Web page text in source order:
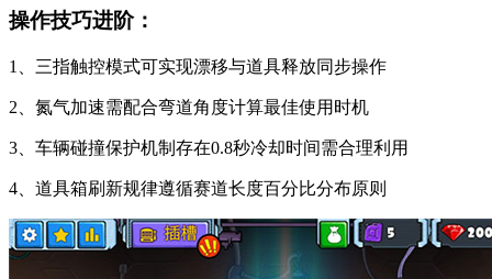
操作技巧进阶：
1、三指触控模式可实现漂移与道具释放同步操作
2、氮气加速需配合弯道角度计算最佳使用时机
3、车辆碰撞保护机制存在0.8秒冷却时间需合理利用
4、道具箱刷新规律遵循赛道长度百分比分布原则